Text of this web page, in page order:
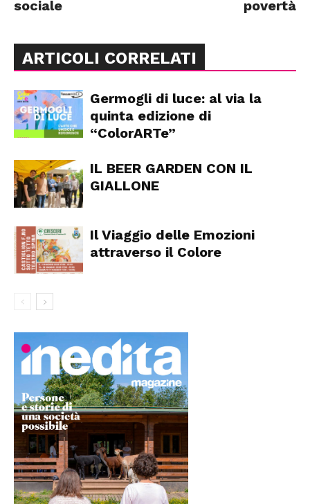
sociale povertà
ARTICOLI CORRELATI
Germogli di luce: al via la
quinta edizione di
“ColorARTe”
IL BEER GARDEN CON IL
GIALLONE
Il Viaggio delle Emozioni
attraverso il Colore